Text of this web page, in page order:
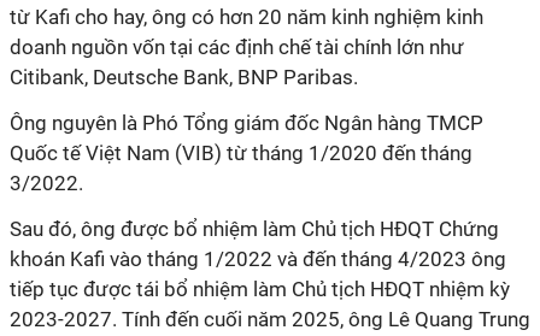
từ Kafi cho hay, ông có hơn 20 năm kinh nghiệm kinh
doanh nguồn vốn tại các định chế tài chính lớn như
Citibank, Deutsche Bank, BNP Paribas.
Ông nguyên là Phó Tổng giám đốc Ngân hàng TMCP
Quốc tế Việt Nam (VIB) từ tháng 1/2020 đến tháng
3/2022.
Sau đó, ông được bổ nhiệm làm Chủ tịch HĐQT Chứng
khoán Kafi vào tháng 1/2022 và đến tháng 4/2023 ông
tiếp tục được tái bổ nhiệm làm Chủ tịch HĐQT nhiệm kỳ
2023-2027. Tính đến cuối năm 2025, ông Lê Quang Trung